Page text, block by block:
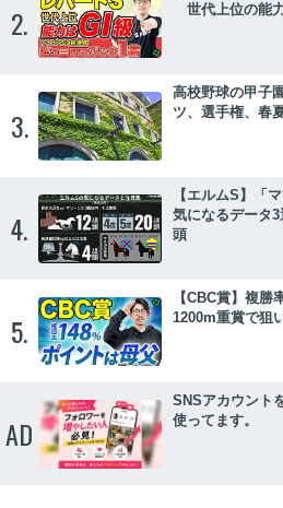
2.
世代上位の能
3.
高校野球の甲子
ツ、選手権、春
4.
【エルムS】「
気になるデータ
頭
5.
【CBC賞】複
1200m重賞で狙
AD
SNSアカウント
使ってます。